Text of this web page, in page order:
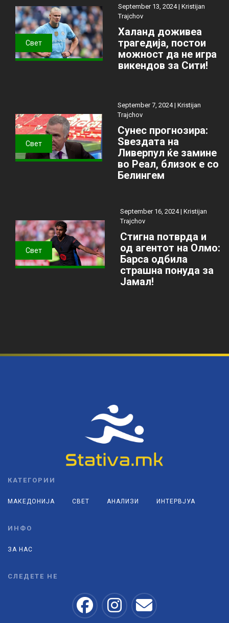
Свет
September 13, 2024 | Kristijan
Trajchov
Халанд доживеа
трагедија, постои
можност да не игра
викендов за Сити!
Свет
September 7, 2024 | Kristijan
Trajchov
Сунес прогнозира:
Ѕвездата на
Ливерпул ќе замине
во Реал, близок е со
Белингем
Свет
September 16, 2024 | Kristijan
Trajchov
Стигна потврда и
од агентот на Олмо:
Барса одбила
страшна понуда за
Јамал!
КАТЕГОРИИ
МАКЕДОНИЈА СВЕТ АНАЛИЗИ ИНТЕРВЈУА
ИНФО
ЗА НАС
СЛЕДЕТЕ НЕ